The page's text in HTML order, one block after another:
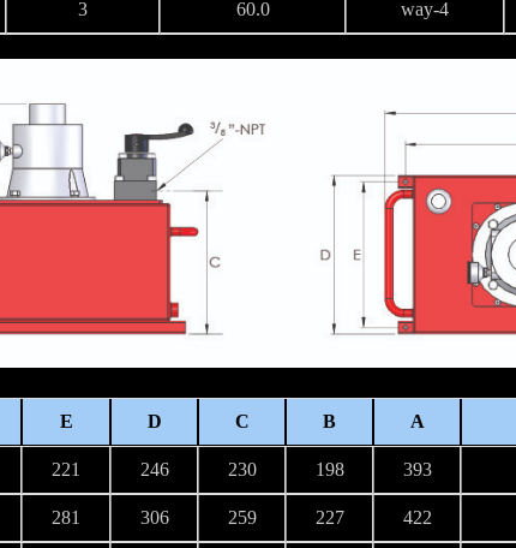
4-way
60.0
3
A
B
C
D
E
393
198
230
246
221
422
227
259
306
281